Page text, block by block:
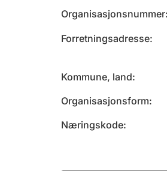
Organisasjonsnummer
Forretningsadresse
Kommune, land
Organisasjonsform
Næringskode